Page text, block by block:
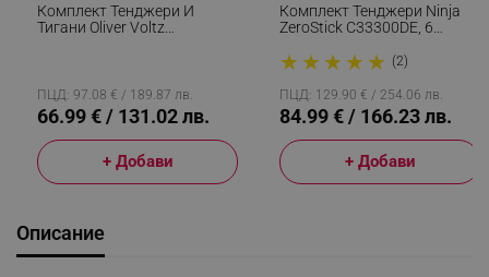
Комплект Тенджери И
Тигани Oliver Voltz
Стомана, Аксесоари,
Сребрист
ПЦД: 97.08 € / 189.87 лв.
66.99 € / 131.02 лв.
+ Добави
Комплект Тенджери Ninja
ZeroStick C33300DE, 6
Незалепващо Покритие,
Без PFAS, Стъклен Капак,
Индукция, Черен
★ ★ ★ ★ ★ (2)
ПЦД: 129.90 € / 254.06 лв.
84.99 € / 166.23 лв.
+ Добави
Описание